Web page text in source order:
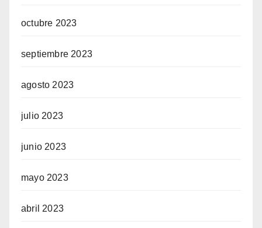
octubre 2023
septiembre 2023
agosto 2023
julio 2023
junio 2023
mayo 2023
abril 2023